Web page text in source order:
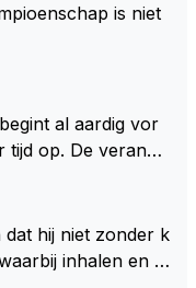
is niet
al aardig vor
op. De verande
effect hebb
het 3 jaar zijn, hoo
niet, hij hee
hij niet zonder k